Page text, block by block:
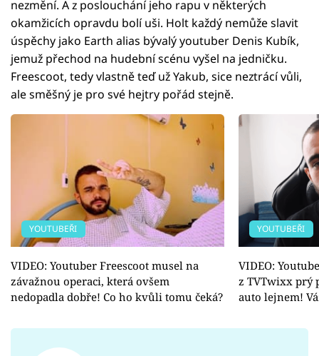
nezmění. A z poslouchání jeho rapu v některých
okamžicích opravdu bolí uši. Holt každý nemůže slavit
úspěchy jako Earth alias bývalý youtuber Denis Kubík,
jemuž přechod na hudební scénu vyšel na jedničku.
Freescoot, tedy vlastně teď už Yakub, sice neztrácí vůli,
ale směšný je pro své hejtry pořád stejně.
YOUTUBEŘI
VIDEO: Youtuber Freescoot musel na
závažnou operaci, která ovšem
nedopadla dobře! Co ho kvůli tomu čeká?
YOUTUBEŘI
VIDEO:
z TVTwixx prý
auto lejnem!